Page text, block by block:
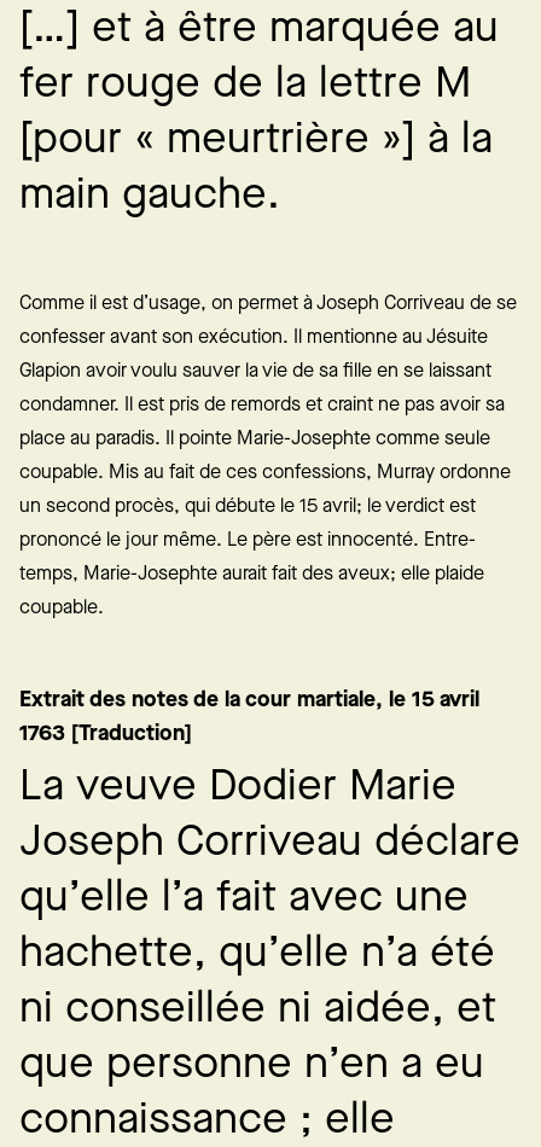
[…] et à être marquée au
fer rouge de la lettre M
[pour « meurtrière »] à la
main gauche.
Comme il est d’usage, on permet à Joseph Corriveau de se
confesser avant son exécution. Il mentionne au Jésuite
Glapion avoir voulu sauver la vie de sa fille en se laissant
condamner. Il est pris de remords et craint ne pas avoir sa
place au paradis. Il pointe Marie-Josephte comme seule
coupable. Mis au fait de ces confessions, Murray ordonne
un second procès, qui débute le 15 avril; le verdict est
prononcé le jour même. Le père est innocenté. Entre-
temps, Marie-Josephte aurait fait des aveux; elle plaide
coupable.
Extrait des notes de la cour martiale, le 15 avril
1763 [Traduction]
La veuve Dodier Marie
Joseph Corriveau déclare
qu’elle l’a fait avec une
hachette, qu’elle n’a été
ni conseillée ni aidée, et
que personne n’en a eu
connaissance ; elle